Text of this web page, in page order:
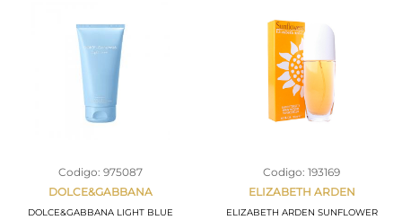
Codigo: 975087
DOLCE&GABBANA
DOLCE&GABBANA LIGHT BLUE
Codigo: 193169
ELIZABETH ARDEN
ELIZABETH ARDEN SUNFLOWER